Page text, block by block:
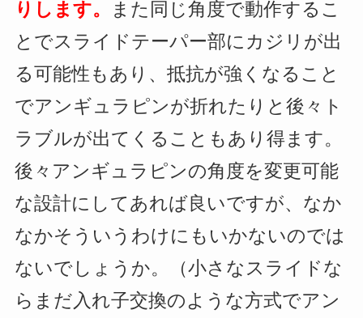
りします。
また同じ角度で動作するこ
とでスライドテーパー部にカジリが出
る可能性もあり、抵抗が強くなること
でアンギュラピンが折れたりと後々ト
ラブルが出てくることもあり得ます。
後々アンギュラピンの角度を変更可能
な設計にしてあれば良いですが、なか
なかそういうわけにもいかないのでは
ないでしょうか。（小さなスライドな
らまだ入れ子交換のような方式でアン